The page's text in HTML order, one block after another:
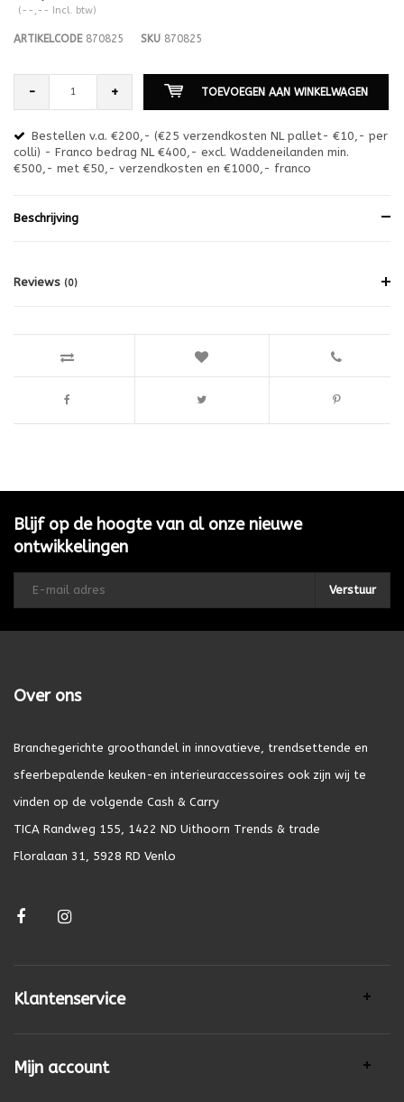
(--,-- Incl. btw)
ARTIKELCODE870825 SKU 870825
- + TOEVOEGEN AAN WINKELWAGEN
Bestellen v.a. €200,- (€25 verzendkosten NL pallet- €10,- per
colli) - Franco bedrag NL €400,- excl. Waddeneilanden min.
€500,- met €50,- verzendkosten en €1000,- franco
Beschrijving
Reviews (0)
Blijf op de hoogte van al onze nieuwe
ontwikkelingen
Verstuur
Over ons
Branchegerichte groothandel in innovatieve, trendsettende en
sfeerbepalende keuken-en interieuraccessoires ook zijn wij te
vinden op de volgende Cash & Carry
TICA Randweg 155, 1422 ND Uithoorn Trends & trade
Floralaan 31, 5928 RD Venlo
Klantenservice
Mijn account